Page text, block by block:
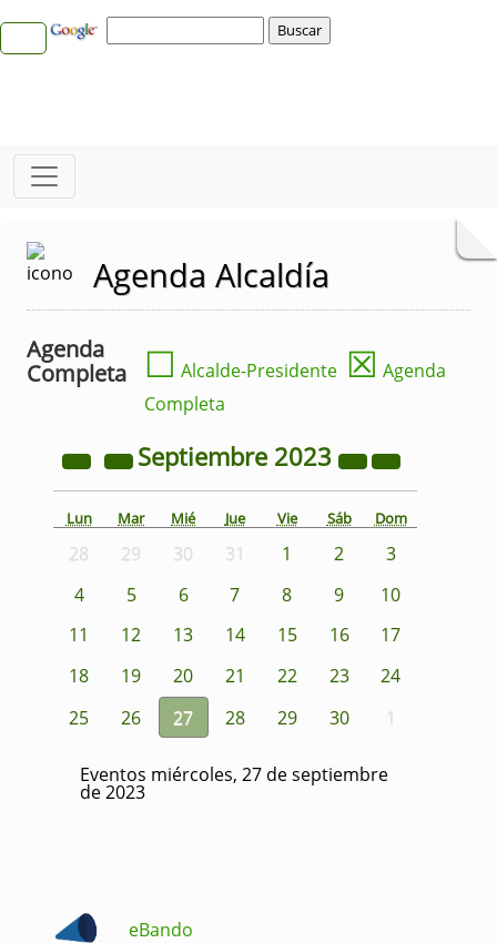
Agenda Alcaldía
Agenda
Completa
☐ Alcalde-Presidente ☒ Agenda
Completa
Septiembre 2023
Lun Mar Mié Jue Vie Sáb Dom
28 29 30 31 1 2
3
4
5 6 7 8 9
10
11
12 13 14 15 16
17
18
19 20 21 22 23
24
25
26 27 28 29 30 1
Eventos miércoles, 27 de septiembre
de 2023
eBando